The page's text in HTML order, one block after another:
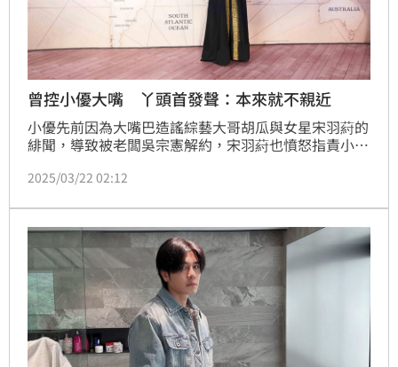
曾控小優大嘴 丫頭首發聲：本來就不親近
小優先前因為大嘴巴造謠綜藝大哥胡瓜與女星宋羽葤的
緋聞，導致被老闆吳宗憲解約，宋羽葤也憤怒指責小優
下爆出情史，讓她忍不住在節目砲轟小優：「她是世紀
快電商第四屆快電獎活動也回應了。蔡維歆
2025/03/22 02:12